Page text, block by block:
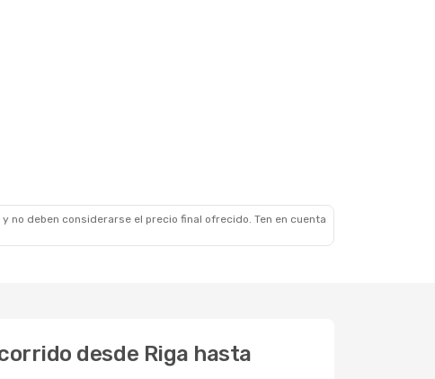
deben considerarse el precio final ofrecido. Ten en cuenta
desde Riga hasta